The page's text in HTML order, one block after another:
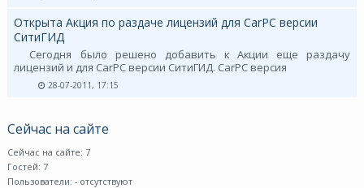
Открыта Акция по раздаче лицензий для CarPC версии
СитиГИД
Сегодня было решено добавить к Акции еще раздачу
лицензий и для CarPC версии СитиГИД. CarPC версия
28-07-2011, 17:15
Сейчас на сайте
Сейчас на сайте: 7
Гостей: 7
Пользователи: - отсутствуют